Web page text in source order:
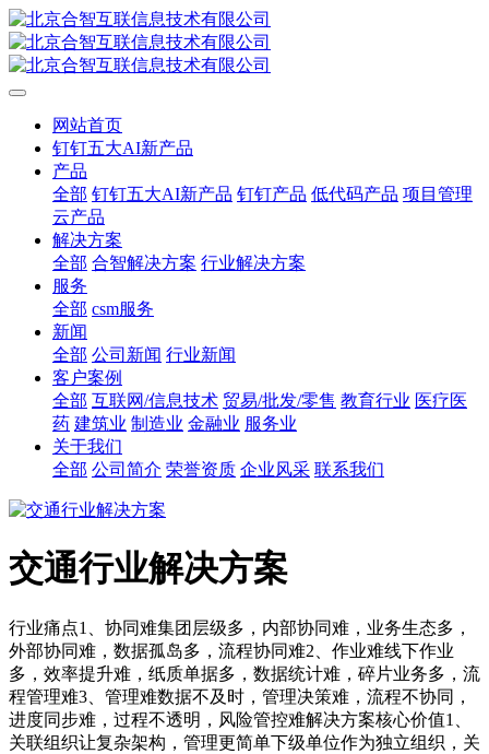
网站首页
钉钉五大AI新产品
产品
全部 钉钉五大AI新产品 钉钉产品 低代码产品 项目管理
云产品
解决方案
全部 合智解决方案 行业解决方案
服务
全部 csm服务
新闻
全部 公司新闻 行业新闻
客户案例
全部 互联网/信息技术 贸易/批发/零售 教育行业 医疗医
药 建筑业 制造业 金融业 服务业
关于我们
全部 公司简介 荣誉资质 企业风采 联系我们
交通行业解决方案
行业痛点1、协同难集团层级多，内部协同难，业务生态多，
外部协同难，数据孤岛多，流程协同难2、作业难线下作业
多，效率提升难，纸质单据多，数据统计难，碎片业务多，流
程管理难3、管理难数据不及时，管理决策难，流程不协同，
进度同步难，过程不透明，风险管控难解决方案核心价值1、
关联组织让复杂架构，管理更简单下级单位作为独立组织，关